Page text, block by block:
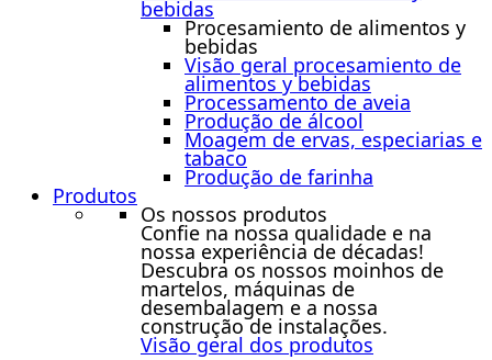
bebidas
Procesamiento de alimentos y
bebidas
Visão geral procesamiento de
alimentos y bebidas
Processamento de aveia
Produção de álcool
Moagem de ervas, especiarias e
tabaco
Produção de farinha
Produtos
Os nossos produtos
Confie na nossa qualidade e na
nossa experiência de décadas!
Descubra os nossos moinhos de
martelos, máquinas de
desembalagem e a nossa
construção de instalações.
Visão geral dos produtos